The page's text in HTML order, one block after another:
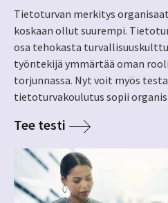
Tietoturvan merkitys
koskaan ollut suurempi.
osa tehokasta
työntekijä ymmärtää oman
torjunnassa. Nyt voit myös
tietoturvakoulutus sopii
Tee testi